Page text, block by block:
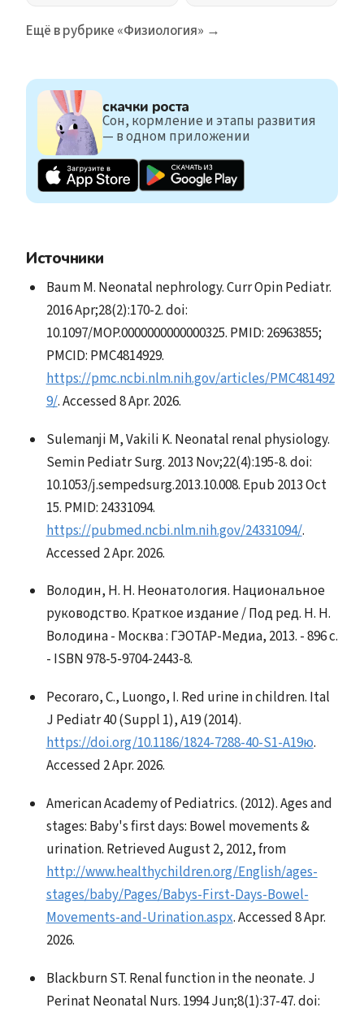
Ещё в рубрике «Физиология» →
скачки роста
Сон, кормление и этапы развития
— в одном приложении
Источники
Baum M. Neonatal nephrology. Curr Opin Pediatr.
2016 Apr;28(2):170-2. doi:
10.1097/MOP.0000000000000325. PMID: 26963855;
PMCID: PMC4814929.
https://pmc.ncbi.nlm.nih.gov/articles/PMC481492
9/. Accessed 8 Apr. 2026.
Sulemanji M, Vakili K. Neonatal renal physiology.
Semin Pediatr Surg. 2013 Nov;22(4):195-8. doi:
10.1053/j.sempedsurg.2013.10.008. Epub 2013 Oct
15. PMID: 24331094.
https://pubmed.ncbi.nlm.nih.gov/24331094/.
Accessed 2 Apr. 2026.
Володин, Н. Н. Неонатология. Национальное
руководство. Краткое издание / Под ред. Н. Н.
Володина - Москва : ГЭОТАР-Медиа, 2013. - 896 с.
- ISBN 978-5-9704-2443-8.
Pecoraro, C., Luongo, I. Red urine in children. Ital
J Pediatr 40 (Suppl 1), A19 (2014).
https://doi.org/10.1186/1824-7288-40-S1-A19ю.
Accessed 2 Apr. 2026.
American Academy of Pediatrics. (2012). Ages and
stages: Baby's first days: Bowel movements &
urination. Retrieved August 2, 2012, from
http://www.healthychildren.org/English/ages-
stages/baby/Pages/Babys-First-Days-Bowel-
Movements-and-Urination.aspx. Accessed 8 Apr.
2026.
Blackburn ST. Renal function in the neonate. J
Perinat Neonatal Nurs. 1994 Jun;8(1):37-47. doi: